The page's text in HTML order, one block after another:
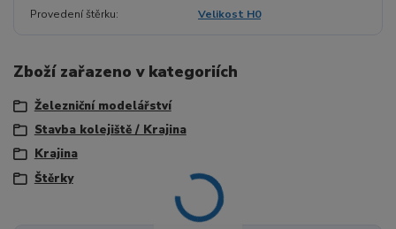
Provedení štěrku Velikost H0
Zboží zařazeno v kategoriích
Železniční modelářství
Stavba kolejiště / Krajina
Krajina
Štěrky